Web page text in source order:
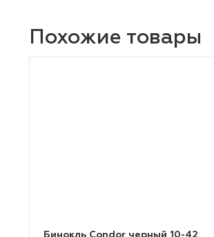
Похожие товары
Бинокль Condor черный 10-42